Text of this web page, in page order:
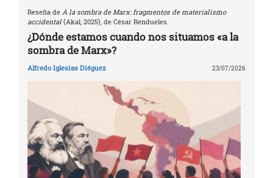
Reseña de A la sombra de Marx: fragmentos de materialismo
accidental(Akal, 2025), de César Rendueles.
¿Dónde estamos cuando nos situamos «a la
sombra de Marx»?
Alfredo Iglesias Diéguez 23/07/2026